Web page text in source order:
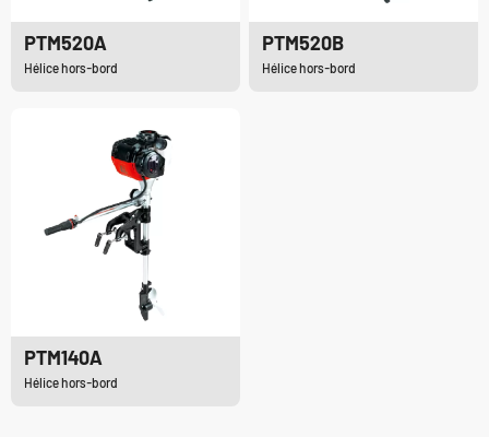
PTM520A
Hélice hors-bord
PTM520B
Hélice hors-bord
PTM140A
Hélice hors-bord